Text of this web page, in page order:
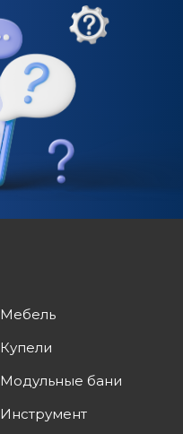
Мебель
Купели
Модульные бани
Инструмент